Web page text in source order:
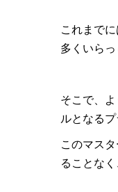
これまで
多くいらっ
そこで、
ルとなる
このマス
ることな